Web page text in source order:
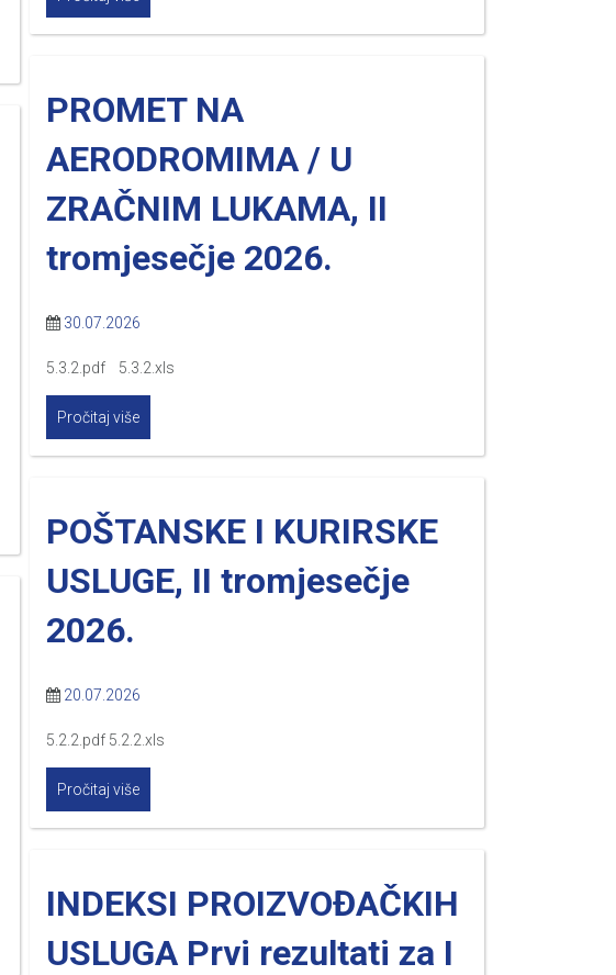
PROMET NA
AERODROMIMA / U
ZRAČNIM LUKAMA, II
tromjesečje 2026.
30.07.2026
5.3.2.pdf 5.3.2.xls
Pročitaj više
POŠTANSKE I KURIRSKE
USLUGE, II tromjesečje
2026.
20.07.2026
5.2.2.pdf 5.2.2.xls
Pročitaj više
INDEKSI PROIZVOĐAČKIH
USLUGA Prvi rezultati za I